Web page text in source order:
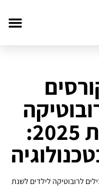
לילדים לשנת 2025:
לרובוטיקה לילדים לשנת